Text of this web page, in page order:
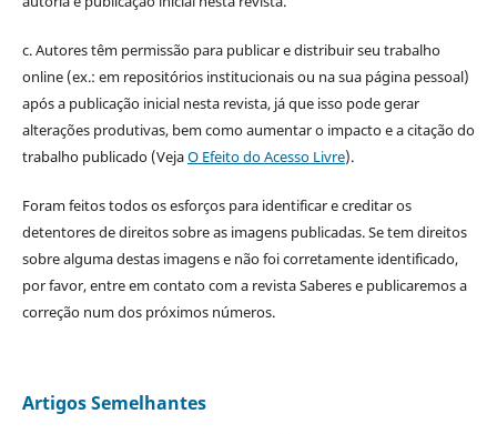
c. Autores têm permissão para publicar e distribuir seu trabalho
online (ex.: em repositórios institucionais ou na sua página pessoal)
após a publicação inicial nesta revista, já que isso pode gerar
alterações produtivas, bem como aumentar o impacto e a citação do
trabalho publicado (VejaO Efeito do Acesso Livre).
Foram feitos todos os esforços para identificar e creditar os
detentores de direitos sobre as imagens publicadas. Se tem direitos
sobre alguma destas imagens e não foi corretamente identificado,
por favor, entre em contato com a revista Saberes e publicaremos a
correção num dos próximos números.
Artigos Semelhantes